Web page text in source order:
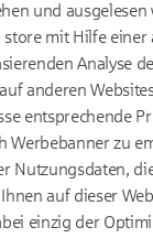
und ausgelesen
store mit Hilfe einer
Analyse
anderen
entsprechende
Werbebanner zu
Nutzungsdaten,
auf dieser
einzig der